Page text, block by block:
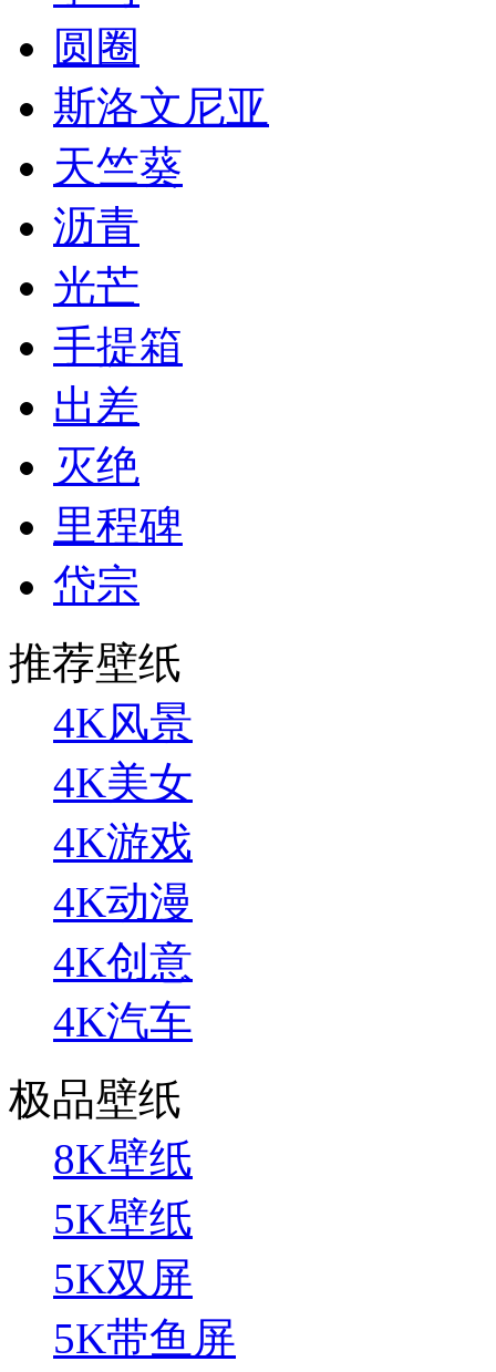
圆圈
斯洛文尼亚
天竺葵
沥青
光芒
手提箱
出差
灭绝
里程碑
岱宗
推荐壁纸
4K风景
4K美女
4K游戏
4K动漫
4K创意
4K汽车
极品壁纸
8K壁纸
5K壁纸
5K双屏
5K带鱼屏